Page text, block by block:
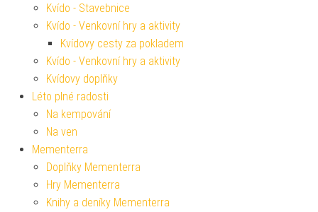
Kvído - Stavebnice
Kvído - Venkovní hry a aktivity
Kvídovy cesty za pokladem
Kvído - Venkovní hry a aktivity
Kvídovy doplňky
Léto plné radosti
Na kempování
Na ven
Mementerra
Doplňky Mementerra
Hry Mementerra
Knihy a deníky Mementerra